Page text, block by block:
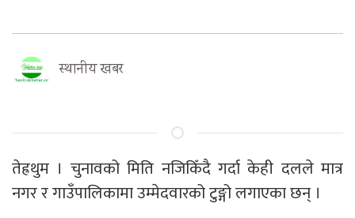
स्थानीय खबर
तेह्रथुम । चुनावको मिति नजिकिँदै गर्दा केही दलले मात्र
नगर र गाउँपालिकामा उम्मेदवारको टुङ्गो लगाएका छन् ।